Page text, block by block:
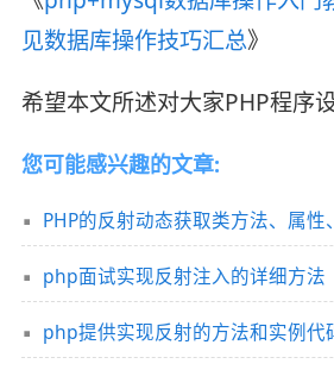
见数据库操作技巧汇总》
希望本文所述对大家PHP程序
您可能感兴趣的文章:
PHP的反射动态获取类方法、属性
php面试实现反射注入的详细方法
php提供实现反射的方法和实例代